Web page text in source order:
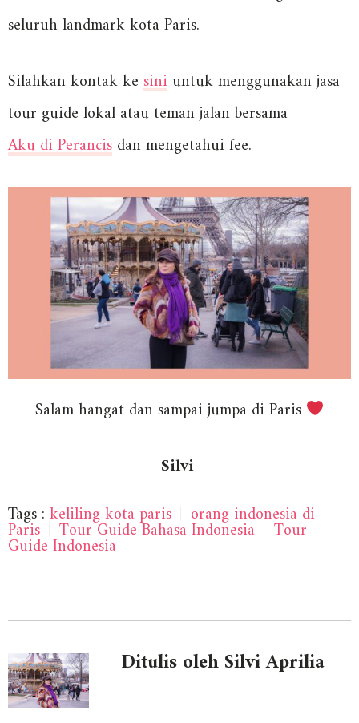
seluruh landmark kota Paris.
Silahkan kontak ke siniuntuk menggunakan jasa
tour guide lokal atau teman jalan bersama
Aku di Perancis dan mengetahui fee.
Salam hangat dan sampai jumpa di Paris
Silvi
Tags : keliling kota paris orang indonesia di
Paris Tour Guide Bahasa Indonesia Tour
Guide Indonesia
Ditulis oleh Silvi Aprilia